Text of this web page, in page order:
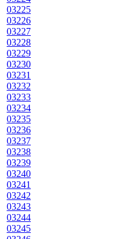
03225
03226
03227
03228
03229
03230
03231
03232
03233
03234
03235
03236
03237
03238
03239
03240
03241
03242
03243
03244
03245